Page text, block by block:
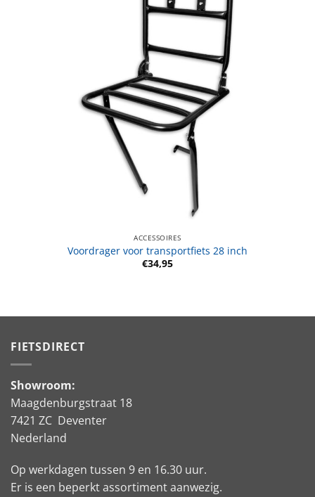
ACCESSOIRES
Voordrager voor transportfiets 28 inch
€34,95
FIETSDIRECT
Showroom:
Maagdenburgstraat 18
7421 ZC Deventer
Nederland
Op werkdagen tussen 9 en 16.30 uur.
Er is een beperkt assortiment aanwezig.